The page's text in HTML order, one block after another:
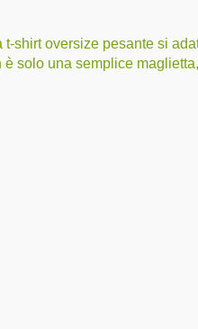
shirt oversize pesante si
solo una semplice